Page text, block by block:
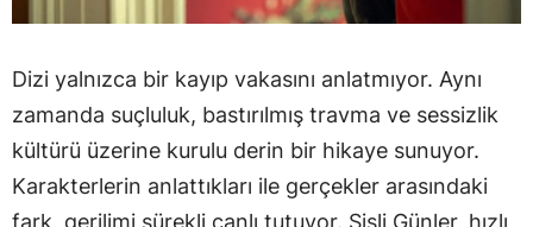
Dizi yalnızca bir kayıp vakasını anlatmıyor. Aynı
zamanda suçluluk, bastırılmış travma ve sessizlik
kültürü üzerine kurulu derin bir hikaye sunuyor.
Karakterlerin anlattıkları ile gerçekler arasındaki
fark, gerilimi sürekli canlı tutuyor. Sisli Günler, hızlı